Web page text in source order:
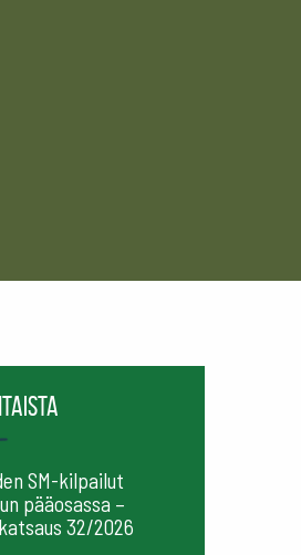
SM-kilpailut
pääosassa –
32/2026